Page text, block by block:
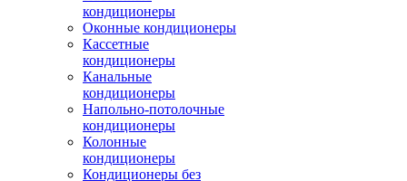
кондиционеры
Оконные кондиционеры
Кассетные
кондиционеры
Канальные
кондиционеры
Напольно-потолочные
кондиционеры
Колонные
кондиционеры
Кондиционеры без